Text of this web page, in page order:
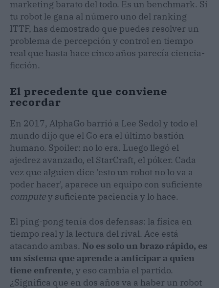
marketing barato del todo. Es un benchmark. Si
tu robot le gana al número uno del ranking
ITTF, has demostrado que puedes resolver un
problema de percepción y control en tiempo
real que hasta hace cinco años parecía ciencia-
ficción.
El precedente que conviene
recordar
En 2017, AlphaGo barrió a Lee Sedol y todo el
mundo dijo que el Go era el último bastión
humano. Spoiler: no lo era. Luego llegó el
ajedrez avanzado, el StarCraft, el póker. Cada
vez que alguien dice 'esto un robot no lo va a
poder hacer', aparece un equipo con suficiente
computey suficiente paciencia y lo hace.
El ping-pong tenía dos defensas: la física en
tiempo real y la lectura del rival. Ace está
atacando ambas. No es solo un brazo rápido, es
un sistema que aprende a anticipar a quien
tiene enfrente, y eso cambia el partido.
¿Significa que en dos años va a haber un robot